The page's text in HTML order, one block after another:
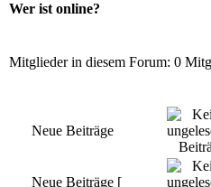
Wer ist online?
Mitglieder in diesem Forum: 0
Neue Beiträge
Neue Beiträge [